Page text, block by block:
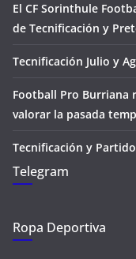
El CF Sorinthule
de Tecnificación y
Tecnificación Julio y
Football Pro Burriana
valorar la pasada
Tecnificación y
Telegram
Ropa Deportiva